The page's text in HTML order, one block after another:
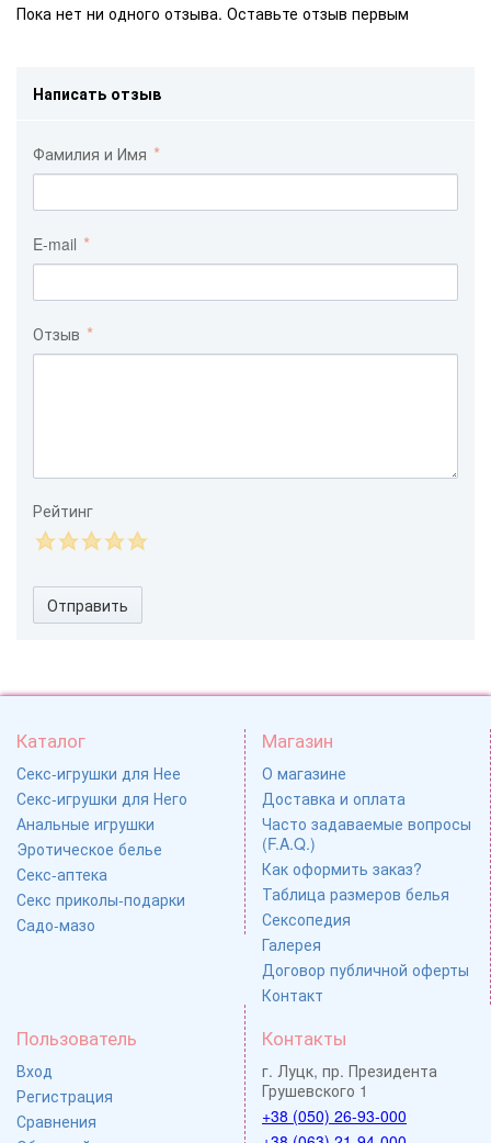
Пока нет ни одного отзыва. Оставьте отзыв первым
Написать отзыв
Фамилия и Имя
E-mail
Отзыв
Рейтинг
Отправить
Каталог
Секс-игрушки для Нее
Секс-игрушки для Него
Анальные игрушки
Эротическое белье
Секс-аптека
Секс приколы-подарки
Садо-мазо
Магазин
О магазине
Доставка и оплата
Часто задаваемые вопросы
(F.A.Q.)
Как оформить заказ?
Таблица размеров белья
Сексопедия
Галерея
Договор публичной оферты
Контакт
Пользователь
Вход
Регистрация
Сравнения
Контакты
г. Луцк, пр. Президента
Грушевского 1
+38 (050) 26-93-000